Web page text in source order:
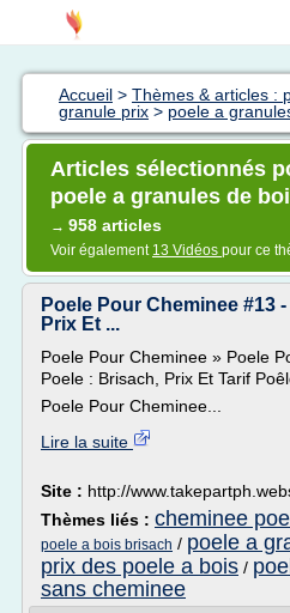
Accueil > Thèmes & articles :
granule prix > poele a
Articles sélectionnés
poele a granules de
→ 958 articles
Voir également 13 Vidéos pour ce
Poele Pour Cheminee #13
Prix Et ...
Poele Pour Cheminee » Poele
Poele : Brisach, Prix Et Tarif
Poele Pour Cheminee...
Lire la suite
Site : http://
Thèmes liés : cheminee
poele a bois brisach / poele a
prix des poele a bois /
sans cheminee